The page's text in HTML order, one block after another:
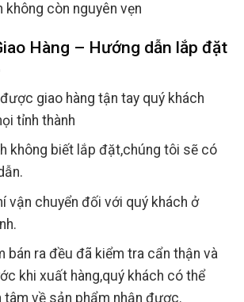
không còn nguyên vẹn
Hàng – Hướng dẫn lắp đặt
giao hàng tận tay quý khách
tỉnh thành
không biết lắp đặt,chúng tôi sẽ có
vận chuyển đối với quý khách ở
bán ra đều đã kiểm tra cẩn thận và
khi xuất hàng,quý khách có thể
tâm về sản phẩm nhận được.